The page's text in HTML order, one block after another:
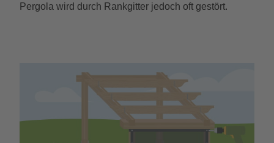
Pergola wird durch Rankgitter jedoch oft gestört.